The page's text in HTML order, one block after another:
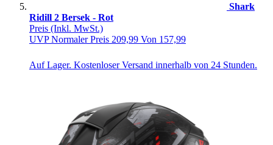
Shark
Ridill 2 Bersek - Rot
Preis (Inkl. MwSt.)
UVPNormaler Preis 209,99 Von 157,99
Auf Lager. Kostenloser Versand innerhalb von 24 Stunden.